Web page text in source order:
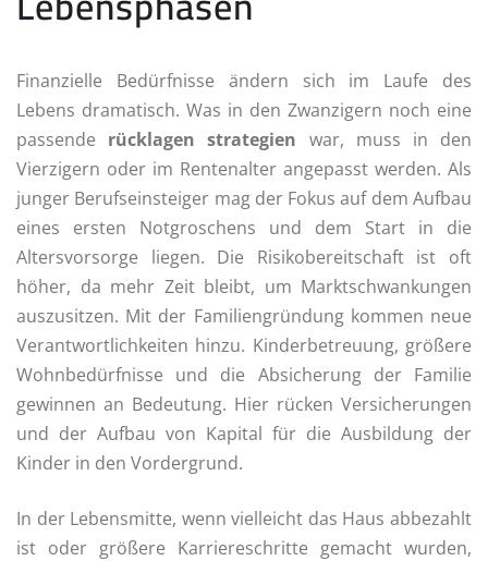
Finanzielle Bedürfnisse ändern sich im Laufe des
Lebens dramatisch. Was in den Zwanzigern noch eine
passende rücklagen strategien war, muss in den
Vierzigern oder im Rentenalter angepasst werden. Als
junger Berufseinsteiger mag der Fokus auf dem Aufbau
eines ersten Notgroschens und dem Start in die
Altersvorsorge liegen. Die Risikobereitschaft ist oft
höher, da mehr Zeit bleibt, um Marktschwankungen
auszusitzen. Mit der Familiengründung kommen neue
Verantwortlichkeiten hinzu. Kinderbetreuung, größere
Wohnbedürfnisse und die Absicherung der Familie
gewinnen an Bedeutung. Hier rücken Versicherungen
und der Aufbau von Kapital für die Ausbildung der
Kinder in den Vordergrund.
In der Lebensmitte, wenn vielleicht das Haus abbezahlt
ist oder größere Karriereschritte gemacht wurden,